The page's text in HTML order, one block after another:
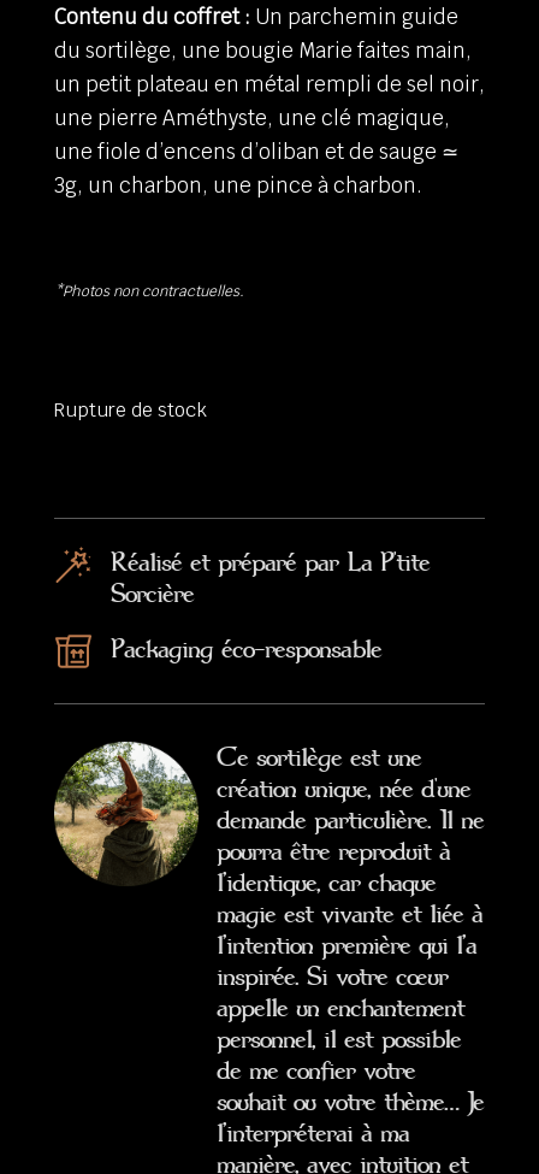
Contenu du coffret : Un parchemin guide
du sortilège, une bougie Marie faites main,
un petit plateau en métal rempli de sel noir,
une pierre Améthyste, une clé magique,
une fiole d’encens d’oliban et de sauge ≃
3g, un charbon, une pince à charbon.
*Photos non contractuelles.
Rupture de stock
Réalisé et préparé par La P'tite
Sorcière
Packaging éco-responsable
Ce sortilège est une
création unique, née d'une
demande particulière. Il ne
pourra être reproduit à
l’identique, car chaque
magie est vivante et liée à
l’intention première qui l’a
inspirée. Si votre cœur
appelle un enchantement
personnel, il est possible
de me confier votre
souhait ou votre thème… Je
l’interpréterai à ma
manière, avec intuition et